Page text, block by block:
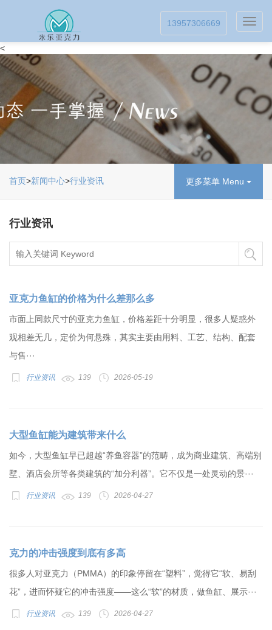
<
13957306669
更多菜单 Menu
首页>新闻中心>行业资讯
行业资讯
亚克力鱼缸的价格为什么差那么多
市面上同款尺寸的亚克力鱼缸，价格差距十分明显，很多人疑惑外
观相差无几，定价为何悬殊，其实主要由用料、工艺、结构、配套
与售···
行业资讯 139 2026-05-19
大型鱼缸能为建筑带来什么
如今，大型鱼缸早已超越“养鱼容器”的范畴，成为商业建筑、高端别
墅、酒店会所等各类建筑的“加分利器”。它不仅是一处灵动的景···
行业资讯 139 2026-04-27
克力的冲击强度到底有多高
很多人对亚克力（PMMA）的印象停留在“塑料”，觉得它“软、易刮
花”，进而怀疑它的冲击强度——这么“软”的材质，做鱼缸、展示···
行业资讯 139 2026-04-27